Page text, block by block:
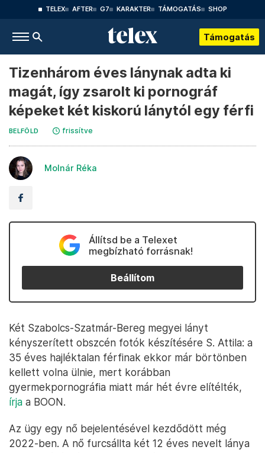
TELEX AFTER G7 KARAKTER TÁMOGATÁS SHOP
Támogatás
Tizenhárom éves lánynak adta ki
magát, így zsarolt ki pornográf
képeket két kiskorú lánytól egy férfi
BELFÖLD frissítve
Molnár Réka
Állítsd be a Telexet
megbízható forrásnak!
Beállítom
Két Szabolcs-Szatmár-Bereg megyei lányt
kényszerített obszcén fotók készítésére S. Attila: a
35 éves hajléktalan férfinak ekkor már börtönben
kellett volna ülnie, mert korábban
gyermekpornográfia miatt már hét évre elítélték,
írja a BOON.
Az ügy egy nő bejelentésével kezdődött még
2022-ben. A nő furcsállta két 12 éves nevelt lánya